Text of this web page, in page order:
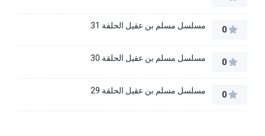
0 مسلسل مسلم بن عقيل الحلقة 31
0 مسلسل مسلم بن عقيل الحلقة 30
0 مسلسل مسلم بن عقيل الحلقة 29